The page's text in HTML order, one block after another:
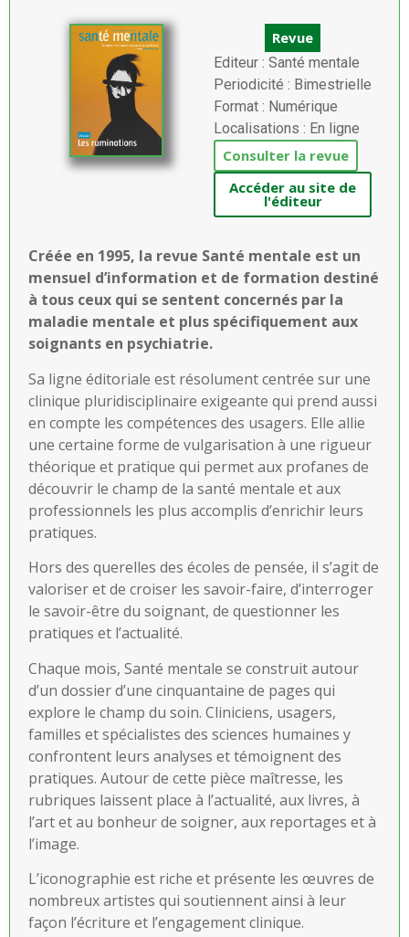
Revue
Editeur : Santé mentale
Periodicité : Bimestrielle
Format : Numérique
Localisations : En ligne
Consulter la revue
Accéder au site de
l'éditeur
Créée en 1995, la revue Santé mentale est un
mensuel d’information et de formation destiné
à tous ceux qui se sentent concernés par la
maladie mentale et plus spécifiquement aux
soignants en psychiatrie.
Sa ligne éditoriale est résolument centrée sur une
clinique pluridisciplinaire exigeante qui prend aussi
en compte les compétences des usagers. Elle allie
une certaine forme de vulgarisation à une rigueur
théorique et pratique qui permet aux profanes de
découvrir le champ de la santé mentale et aux
professionnels les plus accomplis d’enrichir leurs
pratiques.
Hors des querelles des écoles de pensée, il s’agit de
valoriser et de croiser les savoir-faire, d’interroger
le savoir-être du soignant, de questionner les
pratiques et l’actualité.
Chaque mois, Santé mentale se construit autour
d’un dossier d’une cinquantaine de pages qui
explore le champ du soin. Cliniciens, usagers,
familles et spécialistes des sciences humaines y
confrontent leurs analyses et témoignent des
pratiques. Autour de cette pièce maîtresse, les
rubriques laissent place à l’actualité, aux livres, à
l’art et au bonheur de soigner, aux reportages et à
l’image.
L’iconographie est riche et présente les œuvres de
nombreux artistes qui soutiennent ainsi à leur
façon l’écriture et l’engagement clinique.